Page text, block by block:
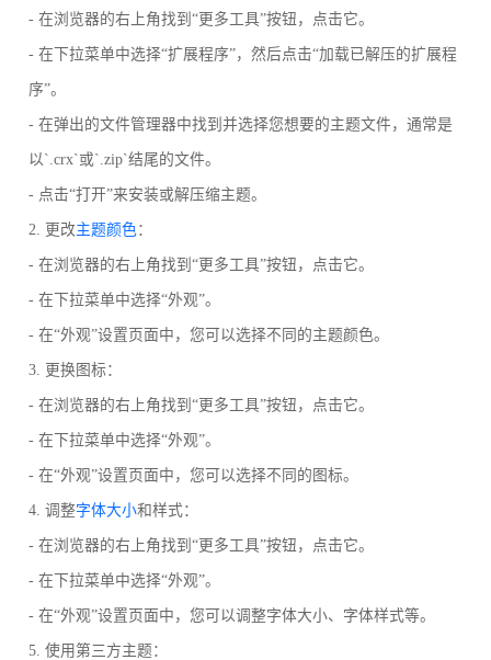
- 在浏览器的右上角找到“更多工具”按钮，点击它。
- 在下拉菜单中选择“扩展程序”，然后点击“加载已解压的扩展程
序”。
- 在弹出的文件管理器中找到并选择您想要的主题文件，通常是
以`.crx`或`.zip`结尾的文件。
- 点击“打开”来安装或解压缩主题。
2. 更改主题颜色 ：
- 在浏览器的右上角找到“更多工具”按钮，点击它。
- 在下拉菜单中选择“外观”。
- 在“外观”设置页面中，您可以选择不同的主题颜色。
3. 更换图标：
- 在浏览器的右上角找到“更多工具”按钮，点击它。
- 在下拉菜单中选择“外观”。
- 在“外观”设置页面中，您可以选择不同的图标。
4. 调整字体大小和样式：
- 在浏览器的右上角找到“更多工具”按钮，点击它。
- 在下拉菜单中选择“外观”。
- 在“外观”设置页面中，您可以调整字体大小、字体样式等。
5. 使用第三方主题：